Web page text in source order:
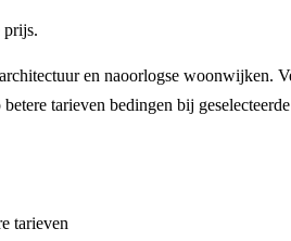
prijs.
en naoorlogse woonwijken.
tarieven bedingen bij
tarieven